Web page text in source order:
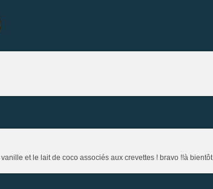
et le lait de coco associés aux crevettes ! bravo !!à bientôt